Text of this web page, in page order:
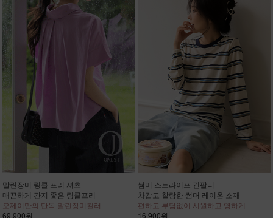
말린장미 링클 프리 셔츠
매끈하게 간지 좋은 링클프리
오제이만의 단독 말린장미컬러
69,900원
썸머 스트라이프 긴팔티
차갑고 찰랑한 썸머 레이온 소재
편하고 부담없이 시원하고 영하게
16,900원